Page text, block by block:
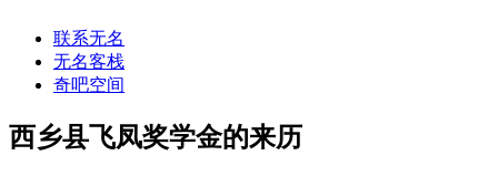
联系无名
无名客栈
奇吧空间
西乡县飞凤奖学金的来历